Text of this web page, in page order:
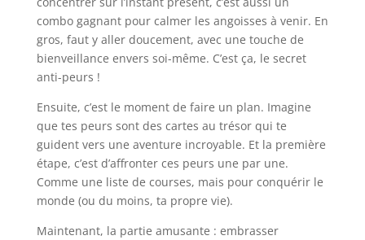
combo gagnant pour calmer les angoisses à venir. En
gros, faut y aller doucement, avec une touche de
bienveillance envers soi-même. C’est ça, le secret
anti-peurs !
Ensuite, c’est le moment de faire un plan. Imagine
que tes peurs sont des cartes au trésor qui te
guident vers une aventure incroyable. Et la première
étape, c’est d’affronter ces peurs une par une.
Comme une liste de courses, mais pour conquérir le
monde (ou du moins, ta propre vie).
Maintenant, la partie amusante : embrasser